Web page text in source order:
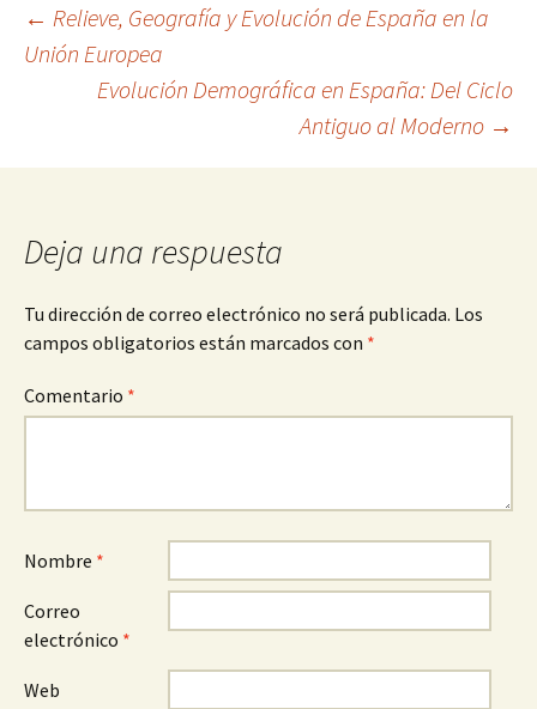
Navegación
entradas
← Relieve, Geografía y Evolución de España en la
Unión Europea
Evolución Demográfica en España: Del Ciclo
Antiguo al Moderno →
Deja una respuesta
Tu dirección de correo electrónico no será publicada. Los
campos obligatorios están marcados con *
Comentario *
Nombre *
Correo
electrónico *
Web